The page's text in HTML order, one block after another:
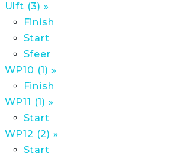
Ulft (3) »
Finish
Start
Sfeer
WP10 (1) »
Finish
WP11 (1) »
Start
WP12 (2) »
Start